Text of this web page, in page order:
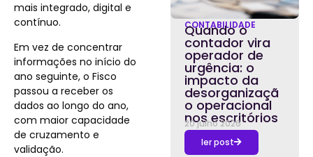
mais integrado, digital e
contínuo.
Em vez de concentrar
informações no início do
ano seguinte, o Fisco
passou a receber os
dados ao longo do ano,
com maior capacidade
de cruzamento e
validação.
CONTABILIDADE
Quando o
contador vira
operador de
urgência: o
impacto da
desorganizaçã
o operacional
nos escritórios
20 julho 2026
ler post